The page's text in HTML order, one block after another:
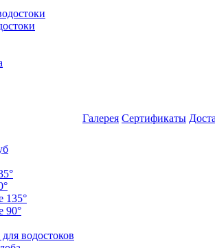
135°
90°
водостоков
Галерея Сертификаты